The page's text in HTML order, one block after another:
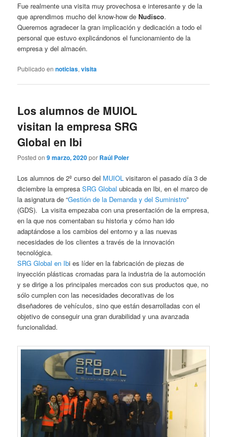
Fue realmente una visita muy provechosa e interesante y de la
que aprendimos mucho del know-how deNudisco.
Queremos agradecer la gran implicación y dedicación a todo el
personal que estuvo explicándonos el funcionamiento de la
empresa y del almacén.
Publicado en noticias,visita
Los alumnos de MUIOL
visitan la empresa SRG
Global en Ibi
Posted on9 marzo, 2020por Raúl Poler
Los alumnos de 2º curso del MUIOL visitaron el pasado día 3 de
diciembre la empresaSRG Global ubicada en Ibi, en el marco de
la asignatura de “Gestión de la Demanda y del Suministro”
(GDS). La visita empezaba con una presentación de la empresa,
en la que nos comentaban su historia y cómo han ido
adaptándose a los cambios del entorno y a las nuevas
necesidades de los clientes a través de la innovación
tecnológica.
SRG Global en Ibi es líder en la fabricación de piezas de
inyección plásticas cromadas para la industria de la automoción
y se dirige a los principales mercados con sus productos que, no
sólo cumplen con las necesidades decorativas de los
diseñadores de vehículos, sino que están desarrolladas con el
objetivo de conseguir una gran durabilidad y una avanzada
funcionalidad.